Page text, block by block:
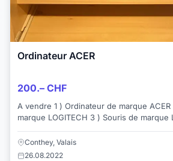
Ordinateur ACER
200.– CHF
A vendre 1 ) Ordinateur de marque
marque LOGITECH 3 ) Souris de marque LOGITECH 4 ) PLEO
Conthey, Valais
26.08.2022